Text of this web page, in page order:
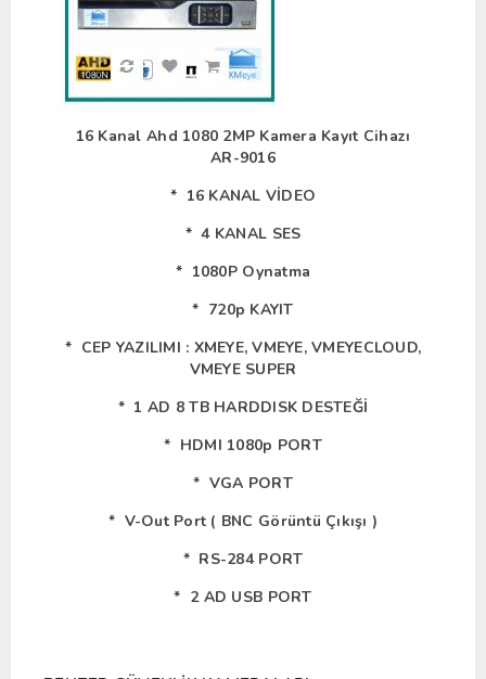
16 Kanal Ahd 1080 2MP Kamera Kayıt Cihazı
AR-9016
* 16 KANAL VİDEO
* 4 KANAL SES
* 1080P Oynatma
* 720p KAYIT
* CEP YAZILIMI : XMEYE, VMEYE, VMEYECLOUD,
VMEYE SUPER
* 1 AD 8 TB HARDDISK DESTEĞİ
* HDMI 1080p PORT
* VGA PORT
* V-Out Port ( BNC Görüntü Çıkışı )
* RS-284 PORT
* 2 AD USB PORT